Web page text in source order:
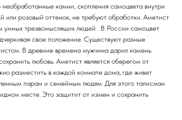
камни, скопления самоцвета внутри
розовый оттенок, не требуют обработки. Аметист
умных трезвомыслящих людей . В России самоцвет
свое положение. Существуют разные
В древние времена мужчина дарил камень
любовь. Аметист является оберегом от
разместить в каждой комнате дома, где живет
парам и семейным людям. Для этого талисман
месте. Это защитит от измен и сохранить